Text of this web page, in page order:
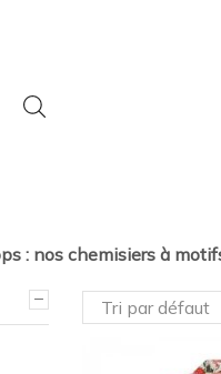
: nos chemisiers à